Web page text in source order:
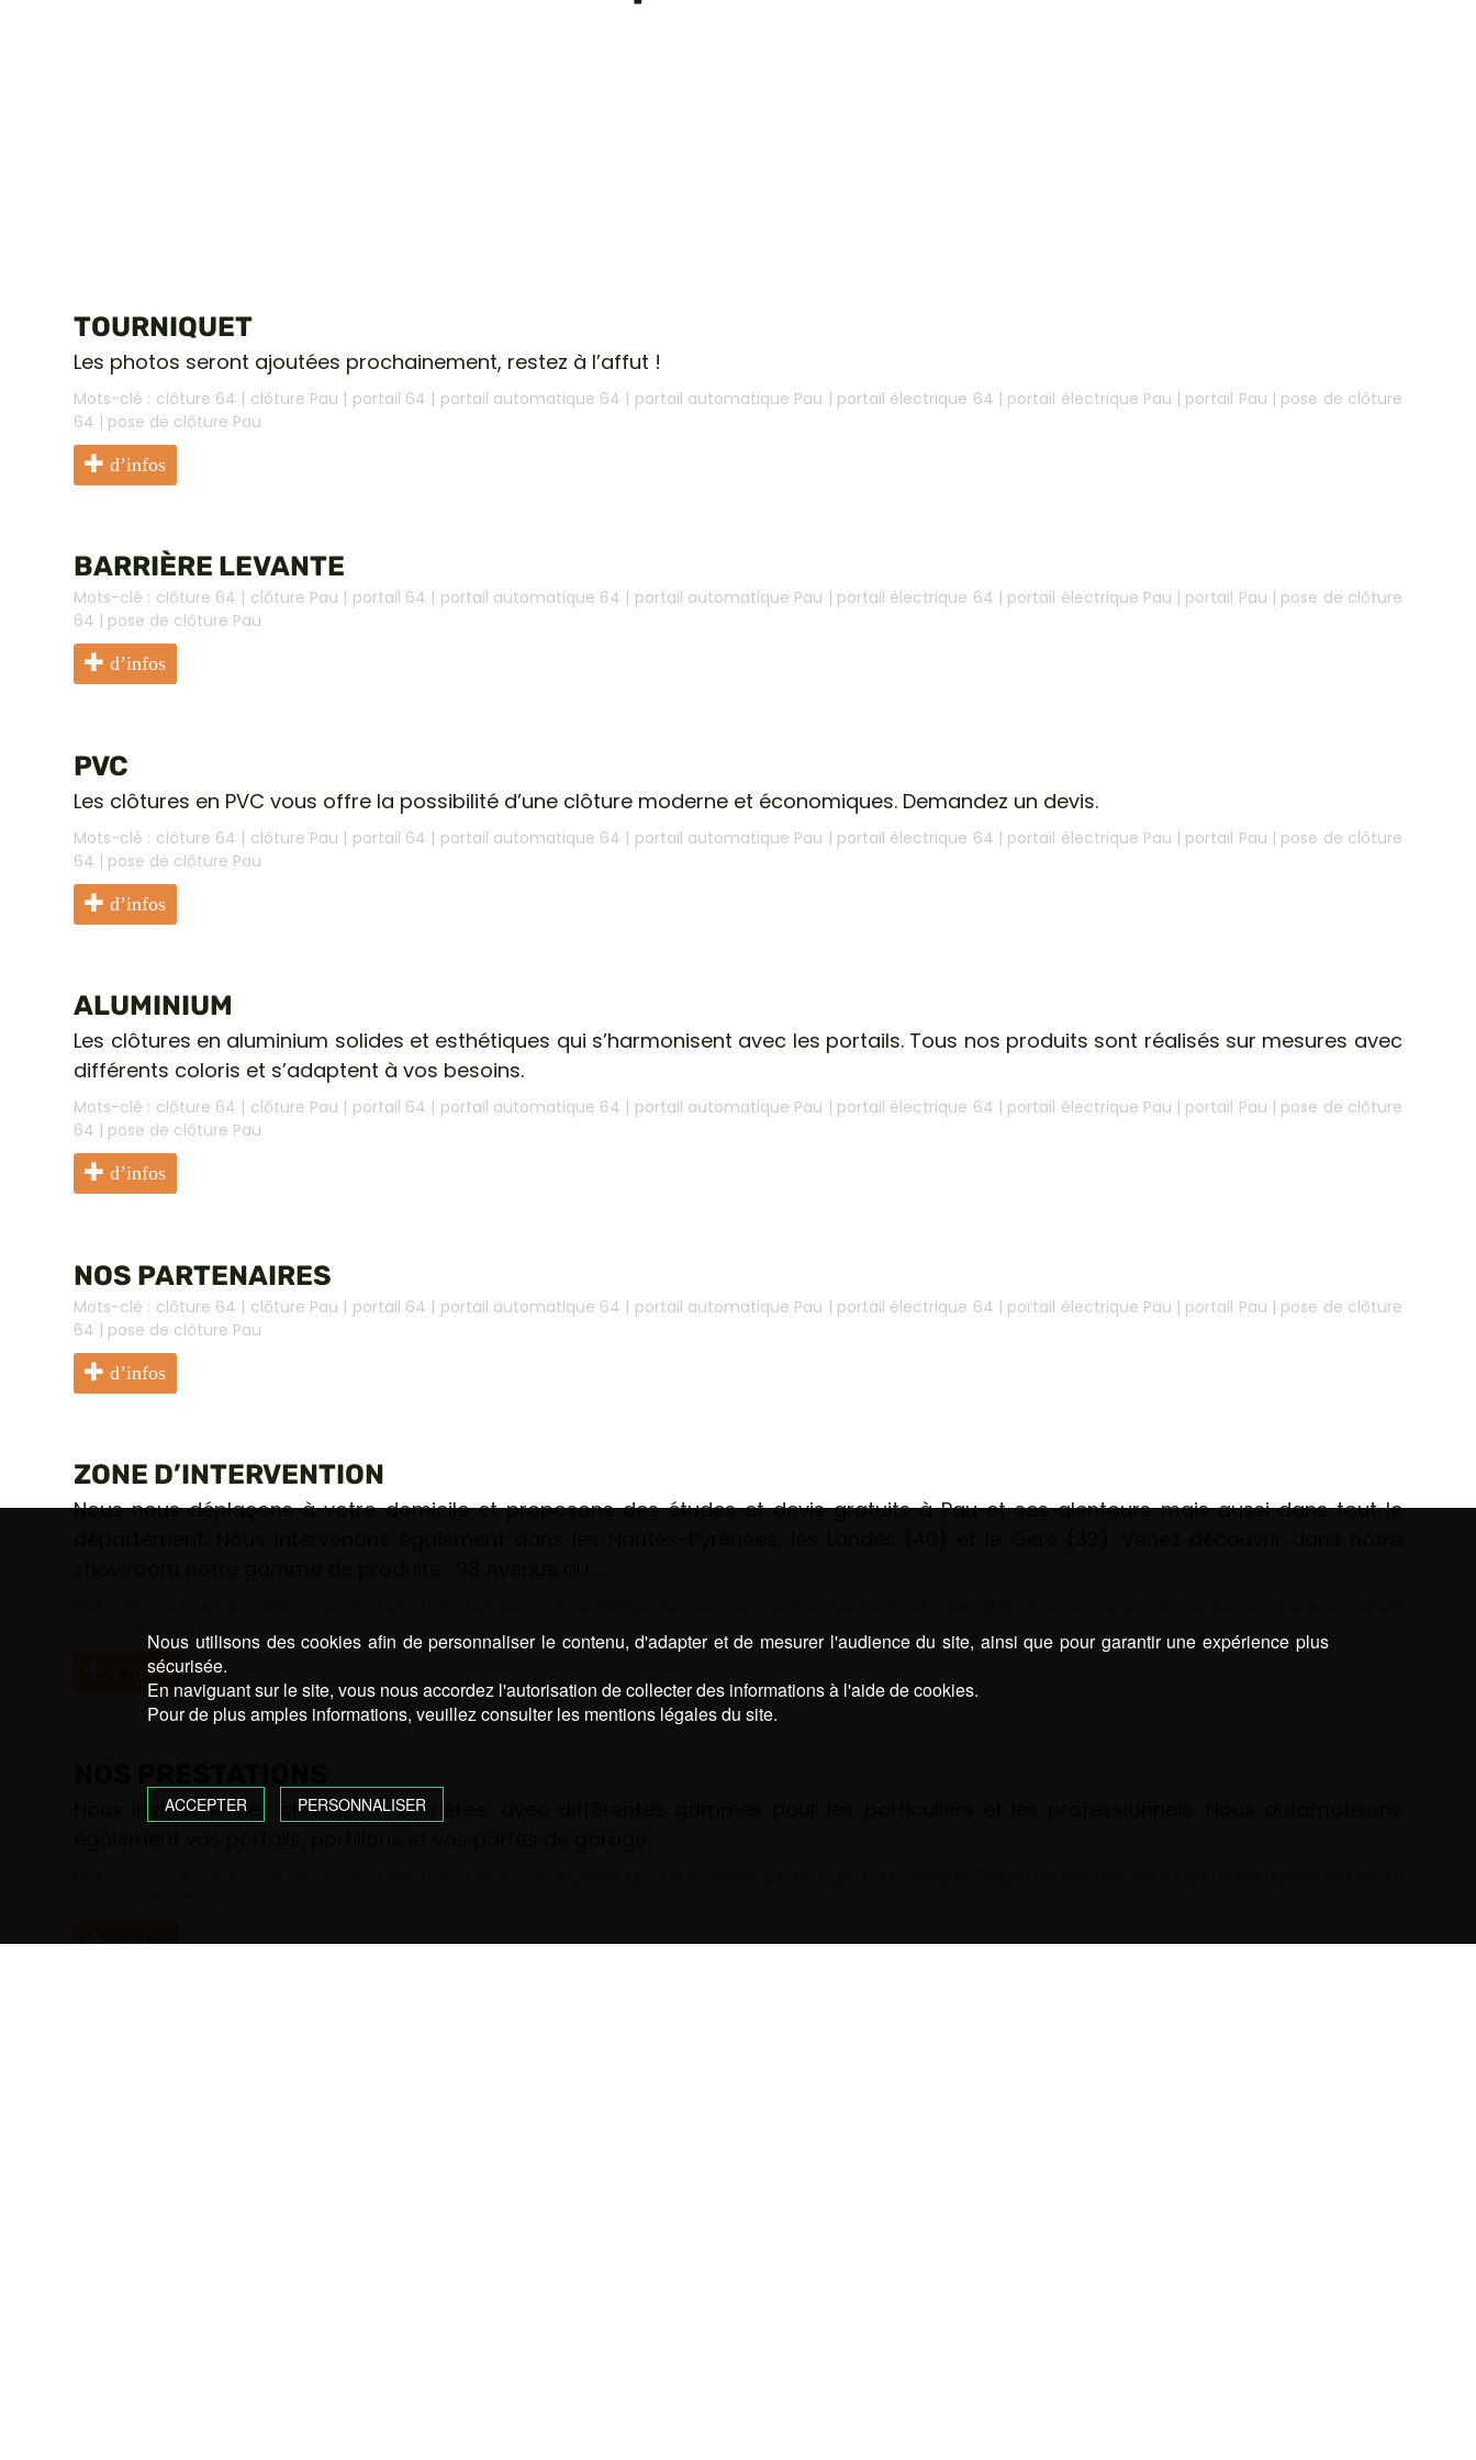
TOURNIQUET
Les photos seront ajoutées prochainement, restez à l’affut !
Mots-clé : clôture 64 | clôture Pau | portail 64 | portail automatique 64 | portail automatique Pau | portail électrique 64 | portail électrique Pau | portail Pau | pose de clôture
64 | pose de clôture Pau
d’infos
BARRIÈRE LEVANTE
Mots-clé : clôture 64 | clôture Pau | portail 64 | portail automatique 64 | portail automatique Pau | portail électrique 64 | portail électrique Pau | portail Pau | pose de clôture
64 | pose de clôture Pau
d’infos
PVC
Les clôtures en PVC vous offre la possibilité d’une clôture moderne et économiques. Demandez un devis.
Mots-clé : clôture 64 | clôture Pau | portail 64 | portail automatique 64 | portail automatique Pau | portail électrique 64 | portail électrique Pau | portail Pau | pose de clôture
64 | pose de clôture Pau
d’infos
ALUMINIUM
Les clôtures en aluminium solides et esthétiques qui s’harmonisent avec les portails. Tous nos produits sont réalisés sur mesures avec
différents coloris et s’adaptent à vos besoins.
Mots-clé : clôture 64 | clôture Pau | portail 64 | portail automatique 64 | portail automatique Pau | portail électrique 64 | portail électrique Pau | portail Pau | pose de clôture
64 | pose de clôture Pau
d’infos
NOS PARTENAIRES
Mots-clé : clôture 64 | clôture Pau | portail 64 | portail automatique 64 | portail automatique Pau | portail électrique 64 | portail électrique Pau | portail Pau | pose de clôture
64 | pose de clôture Pau
d’infos
ZONE D’INTERVENTION
Nous nous déplaçons à votre domicile et proposons des études et devis gratuits à Pau et ses alentours mais aussi dans tout le
d’infos
Nous installons des clôtures et barrières, avec différentes gammes pour les particuliers et les professionnels. Nous automatisons
d’infos
Nous utilisons des cookies afin de personnaliser le contenu, d'adapter et de mesurer l'audience du site, ainsi que pour garantir une expérience plus
sécurisée.
En naviguant sur le site, vous nous accordez l'autorisation de collecter des informations à l'aide de cookies.
Pour de plus amples informations, veuillez consulter les mentions légales du site.
ACCEPTER PERSONNALISER